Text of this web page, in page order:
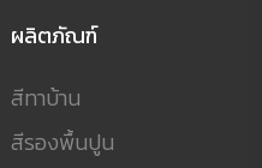
ผลิตภัณฑ์
สีทาบ้าน
สีรองพื้นปูน